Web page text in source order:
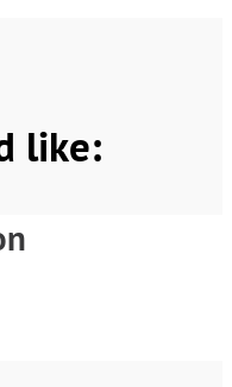
like: